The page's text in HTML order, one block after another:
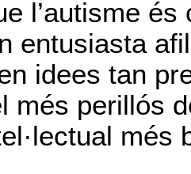
l’autisme és
entusiasta
idees tan
més perillós
més